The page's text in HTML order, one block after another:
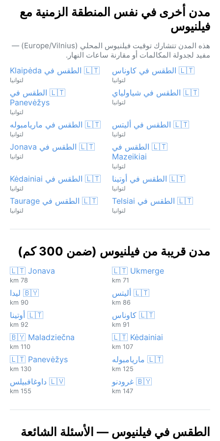
مدن أخرى في نفس المنطقة الزمنية مع
فيلنيوس
هذه المدن تتشارك توقيت فيلنيوس المحلي (Europe/Vilnius) —
مفيد لجدولة المكالمات أو مقارنة ساعات النهار.
🇱🇹 الطقس في كاوناس
لتوانيا
🇱🇹 الطقس في Klaipėda
لتوانيا
🇱🇹 الطقس في شياولياي
لتوانيا
🇱🇹 الطقس في
Panevėžys
لتوانيا
🇱🇹 الطقس في أليتس
لتوانيا
🇱🇹 الطقس في ماريامبوله
لتوانيا
🇱🇹 الطقس في
Mazeikiai
لتوانيا
🇱🇹 الطقس في Jonava
لتوانيا
🇱🇹 الطقس في أوتينا
لتوانيا
🇱🇹 الطقس في Kėdainiai
لتوانيا
🇱🇹 الطقس في Telsiai
لتوانيا
🇱🇹 الطقس في Taurage
لتوانيا
مدن قريبة من فيلنيوس (ضمن 300 كم)
🇱🇹 Ukmerge
71 km
🇱🇹 Jonava
78 km
🇱🇹 أليتس
86 km
🇧🇾 ليدا
90 km
🇱🇹 كاوناس
91 km
🇱🇹 أوتينا
92 km
🇱🇹 Kėdainiai
107 km
🇧🇾 Maladziečna
110 km
🇱🇹 ماريامبوله
125 km
🇱🇹 Panevėžys
130 km
🇧🇾 غرودنو
147 km
🇱🇻 داوغافبيلس
155 km
الطقس في فيلنيوس — الأسئلة الشائعة